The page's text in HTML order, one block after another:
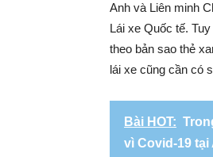
Anh và Liên minh
Lái ​​xe Quốc tế.
theo bản sao thẻ
lái xe cũng cần có
Bài HOT:
vì Covid-19